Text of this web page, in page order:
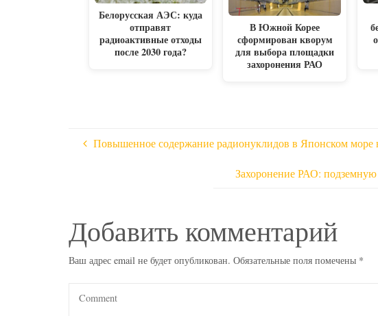
Белорусская АЭС: куда
отправят
радиоактивные отходы
после 2030 года?
В Южной Корее
сформирован кворум
для выбора площадки
захоронения РАО
Повышенное содержание радионуклидов в Японском море
Захоронение РАО:
Добавить комментарий
Ваш адрес email не будет опубликован. Обязательные поля помечены *